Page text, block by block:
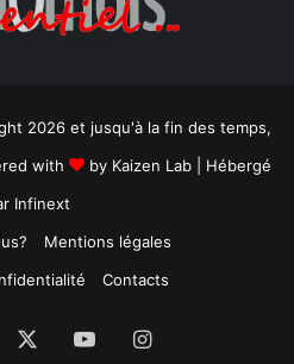
2026 et jusqu'à la fin des temps,
with
by Kaizen Lab | Hébergé
Infinext
Mentions légales
Contacts
YouTubeInstagram